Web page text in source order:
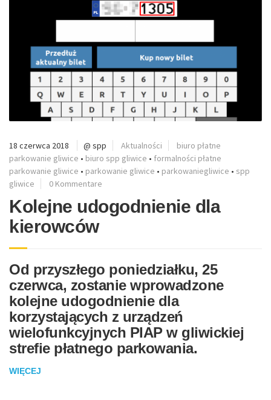
18 czerwca 2018 @ spp Aktualności
biuro płatne
parkowanie gliwice • biuro spp gliwice • formalności płatne
parkowanie gliwice • parkowanie gliwice • parkowaniegliwice • spp
gliwice
0 Kommentare
Kolejne udogodnienie dla
kierowców
Od przyszłego poniedziałku, 25
czerwca, zostanie wprowadzone
kolejne udogodnienie dla
korzystających z urządzeń
wielofunkcyjnych PIAP w gliwickiej
strefie płatnego parkowania.
WIĘCEJ